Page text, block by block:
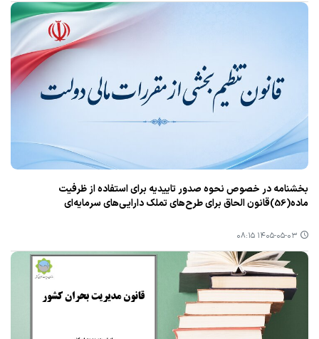
بخشنامه در خصوص نحوه صدور تاییدیه برای استفاده از ظرفیت
ماده(56)قانون الحاق برای طرح‌های تملک دارایی‌های سرمایه‌ای
۱۴۰۵-۰۵-۰۳ ۰۸:۱۵